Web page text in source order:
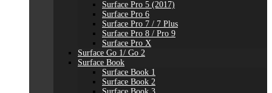
Surface Pro 5 (2017)
Surface Pro 6
Surface Pro 7 / 7 Plus
Surface Pro 8 / Pro 9
Surface Pro X
Surface Go 1/ Go 2
Surface Book
Surface Book 1
Surface Book 2